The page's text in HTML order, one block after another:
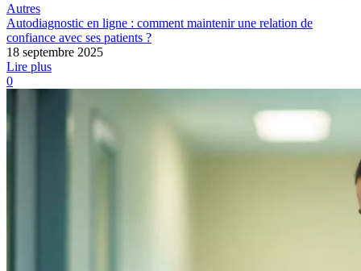
Autres
Autodiagnostic en ligne : comment maintenir une relation de
confiance avec ses patients ?
18 septembre 2025
Lire plus
0